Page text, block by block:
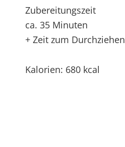
Zubereitungszeit
ca. 35 Minuten
+ Zeit zum Durchziehen
Kalorien: 680 kcal